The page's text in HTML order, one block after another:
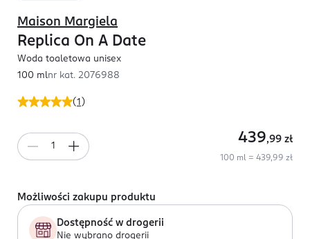
(1 )
Maison Margiela
Replica On A Date
Woda toaletowa unisex
100 mlnr kat. 2076988
439,99 zł
100 ml = 439,99 zł
Możliwości zakupu produktu
Dostępność w drogerii
Nie wybrano drogerii